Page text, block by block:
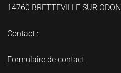
14760 BRETTEVILLE SUR ODON
Contact :
Formulaire de contact